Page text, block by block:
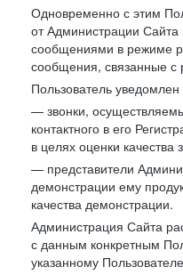
Одновременно с этим
от Администрации Сайта
сообщениями в режиме
сообщения, связанные с
Пользователь уведомлен
— звонки,
контактного в его
в целях оценки качества
— представители
демонстрации ему
качества демонстрации.
Администрация Сайта
с данным конкретным
указанному